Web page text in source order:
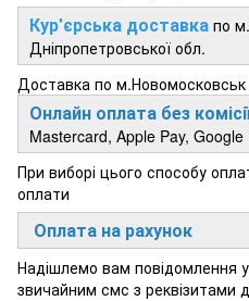
Кур'єрська доставка по
Дніпропетровської обл.
Доставка по
Онлайн оплата без
Mastercard, Apple Pay, Google
При виборі цього способу
оплати
Оплата на рахунок
Надішлемо вам повідомлення
звичайним смс з реквізитами